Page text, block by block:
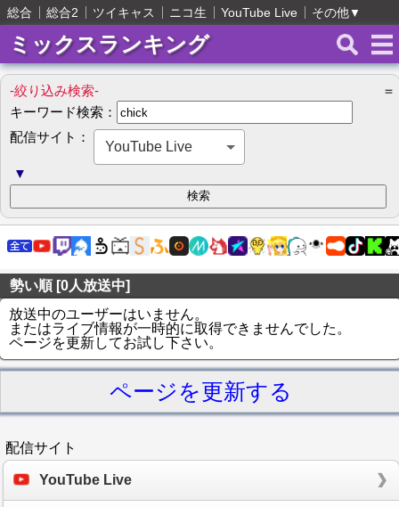
総合 総合2 ツイキャス ニコ生 YouTube Live その他▼
ミックスランキング
-絞り込み検索-
＝
キーワード検索：
配信サイト：
YouTube Live
▼
勢い順 [0人放送中]
放送中のユーザーはいません。
またはライブ情報が一時的に取得できませんでした。
ページを更新してお試し下さい。
ページを更新する
配信サイト
YouTube Live